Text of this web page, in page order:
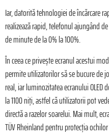
Iar, datorită tehnologiei de încărcare
realizează rapid, telefonul ajungând
de minute de la 0% la 100%.
În ceea ce privește ecranul acestui
permite utilizatorilor să se bucure de
real, iar luminozitatea ecranului OLED
la 1100 niți, astfel că utilizatorii pot
directă a razelor soarelui. Mai mult,
TÜV Rheinland pentru protecția